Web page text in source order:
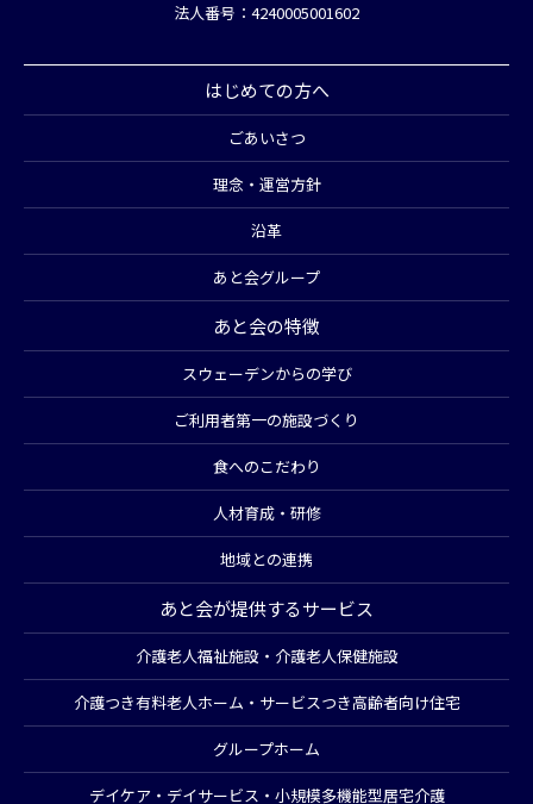
法人番号：4240005001602
はじめての方へ
ごあいさつ
理念・運営方針
沿革
あと会グループ
あと会の特徴
スウェーデンからの学び
ご利用者第一の施設づくり
食へのこだわり
人材育成・研修
地域との連携
あと会が提供するサービス
介護老人福祉施設・介護老人保健施設
介護つき有料老人ホーム・サービスつき高齢者向け住宅
グループホーム
デイケア・デイサービス・小規模多機能型居宅介護